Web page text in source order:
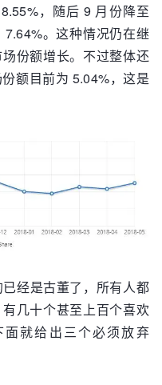
，随后 9 月份降至
。这种情况仍在继
份额增长。不过整体还
额目前为 5.04%，这是
经是古董了，所有人都
几十个甚至上百个喜欢
就给出三个必须放弃